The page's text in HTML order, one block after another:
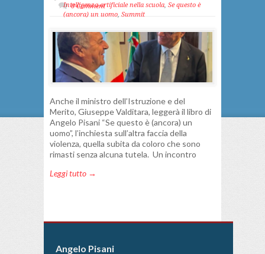
Intelligenza artificiale nella scuola, Se questo è
(ancora) un uomo, Summit
0 Comment
Anche il ministro dell’Istruzione e del
Merito, Giuseppe Valditara, leggerà il libro di
Angelo Pisani “Se questo è (ancora) un
uomo”, l’inchiesta sull’altra faccia della
violenza, quella subita da coloro che sono
rimasti senza alcuna tutela. Un incontro
Leggi tutto →
Angelo Pisani